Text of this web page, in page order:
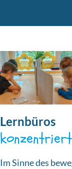
Lernbüros
Im Sinne des